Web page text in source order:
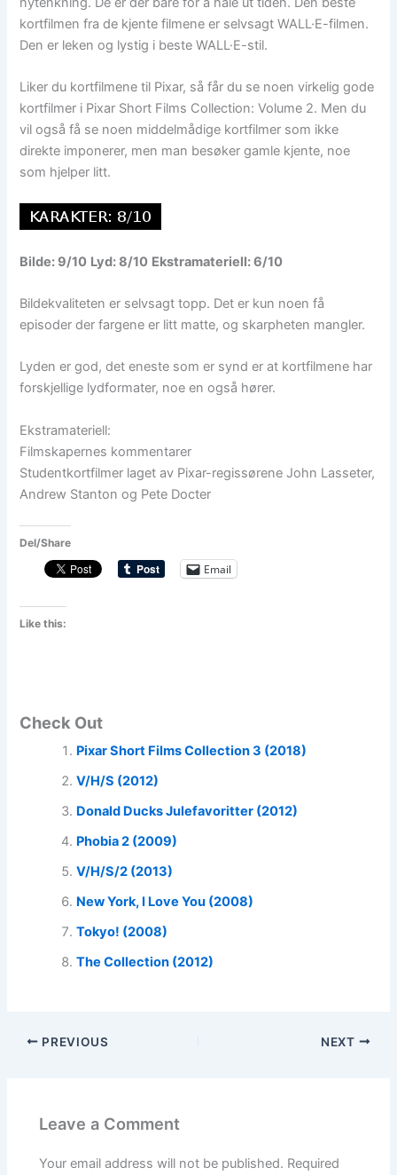
kortfilmen fra de kjente filmene er selvsagt WALL·E-filmen.
Den er leken og lystig i beste WALL·E-stil.
Liker du kortfilmene til Pixar, så får du se noen virkelig gode
kortfilmer i Pixar Short Films Collection: Volume 2. Men du
vil også få se noen middelmådige kortfilmer som ikke
direkte imponerer, men man besøker gamle kjente, noe
som hjelper litt.
Bilde: 9/10 Lyd: 8/10 Ekstramateriell: 6/10
Bildekvaliteten er selvsagt topp. Det er kun noen få
episoder der fargene er litt matte, og skarpheten mangler.
Lyden er god, det eneste som er synd er at kortfilmene har
forskjellige lydformater, noe en også hører.
Ekstramateriell:
Filmskapernes kommentarer
Studentkortfilmer laget av Pixar-regissørene John Lasseter,
Andrew Stanton og Pete Docter
Del/Share
Email
Like this:
Check Out
Pixar Short Films Collection 3 (2018)
V/H/S (2012)
Donald Ducks Julefavoritter (2012)
Phobia 2 (2009)
V/H/S/2 (2013)
New York, I Love You (2008)
Tokyo! (2008)
The Collection (2012)
PREVIOUS NEXT
Leave a Comment
Your email address will not be published. Required